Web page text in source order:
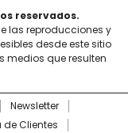
reservados.
las reproducciones y
desde este sitio
medios que resulten
Newsletter
de Clientes